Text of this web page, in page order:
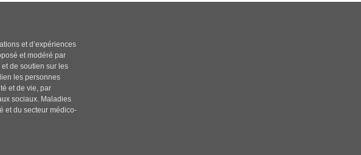
et d’expériences
et modéré par
de soutien sur les
les personnes
et de vie, par
sociaux. Maladies
et du secteur médico-